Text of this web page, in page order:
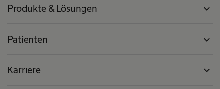
Produkte & Lösungen expand_more
Patienten expand_more
Karriere expand_more